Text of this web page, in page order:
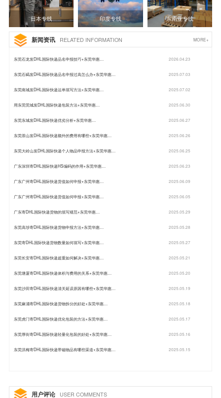
日本专线 印度专线 东南亚专线
新闻资讯 RELATED INFORMATION MORE+
东莞石龙发DHL国际快递品名申报技巧+东莞华惠… 2026.04.23
东莞石碣发DHL国际快递品名申报过高怎么办+东莞华惠… 2025.07.03
东莞南城发DHL国际快递运单填写方法+东莞华惠… 2025.07.02
用东莞莞城发DHL国际快递包装方法+东莞华惠… 2025.06.30
东莞东城发DHL国际快递优劣分析+东莞华惠… 2025.06.27
东莞茶山发DHL国际快递额外的费用有哪些+东莞华惠… 2025.06.26
东莞大岭山发DHL国际快递个人物品申报方法+东莞华惠… 2025.06.25
广东深圳寄DHL国际快递HS编码的作用+东莞华惠… 2025.06.23
广东广州寄DHL国际快递货值如何申报+东莞华惠… 2025.06.09
广东广州寄DHL国际快递货值如何申报+东莞华惠… 2025.06.05
广东寄DHL国际快递货物的填写规范+东莞华惠… 2025.05.29
东莞高埗寄DHL国际快递货物申报方法+东莞华惠… 2025.05.28
东莞寄DHL国际快递货物数量如何填写+东莞华惠… 2025.05.27
东莞长安寄DHL国际快递超重如何解决+东莞华惠… 2025.05.21
东莞塘厦寄DHL国际快递体积与费用的关系+东莞华惠… 2025.05.20
东莞沙田寄DHL国际快递清关延误原因有哪些+东莞华惠… 2025.05.19
东莞麻涌寄DHL国际快递货物拆分的好处+东莞华惠… 2025.05.18
东莞虎门寄DHL国际快递优化包装的方法+东莞华惠… 2025.05.17
东莞厚街寄DHL国际快递轻量化包装的好处+东莞华惠… 2025.05.16
东莞洪梅寄DHL国际快递带磁物品有哪些渠道+东莞华惠… 2025.05.15
用户评论 USER COMMENTS